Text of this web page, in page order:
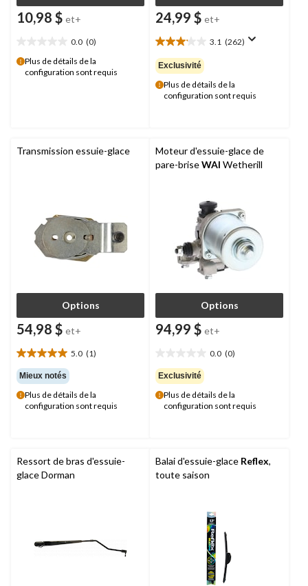
10,98 $ et+
0.0 (0)
étoile(s)
sur
Plus de détails de la
configuration sont requis
24,99 $ et+
3.1 (262)
3.1
étoile(s)
sur
5.
262
Exclusivité
Plus de détails de la
configuration sont requis
Transmission essuie-glace
Options
54,98 $ et+
5.0 (1)
5.0
étoile(s)
sur
5.
Mieux notés
Plus de détails de la
configuration sont requis
Moteur d'essuie-glace de
pare-briseWAI Wetherill
Options
94,99 $ et+
0.0 (0)
étoile(s)
sur
5.
Exclusivité
Plus de détails de la
configuration sont requis
Ressort de bras d'essuie-
glace Dorman
Balai d'essuie-glace Reflex,
toute saison